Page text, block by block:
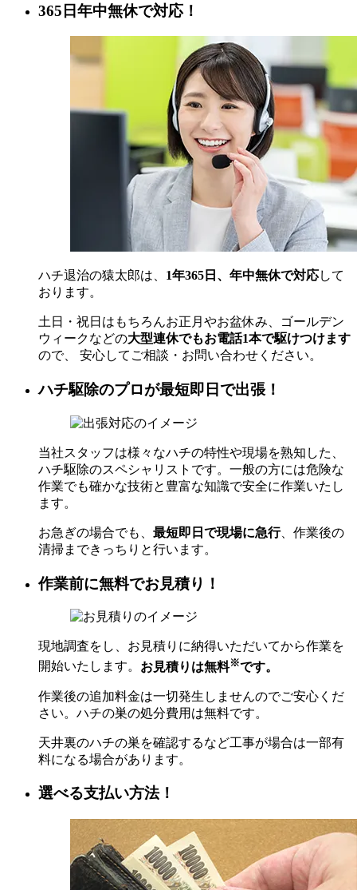
365日年中無休で対応！
ハチ退治の猿太郎は、 1年365日、年中無休で対応して
おります。
土日・祝日はもちろんお正月やお盆休み、ゴールデン
ウィークなどの大型連休でもお電話1本で駆けつけます
ので、 安心してご相談・お問い合わせください。
ハチ駆除のプロが最短即日で出張！
当社スタッフは様々なハチの特性や現場を熟知した、
ハチ駆除のスペシャリストです。一般の方には危険な
作業でも確かな技術と豊富な知識で安全に作業いたし
ます。
お急ぎの場合でも、 最短即日で現場に急行、作業後の
清掃まできっちりと行います。
作業前に無料でお見積り！
現地調査をし、お見積りに納得いただいてから作業を
開始いたします。 お見積りは無料※です。
作業後の追加料金は一切発生しませんのでご安心くだ
さい。ハチの巣の処分費用は無料です。
天井裏のハチの巣を確認するなど工事が場合は一部有
料になる場合があります。
選べる支払い方法！